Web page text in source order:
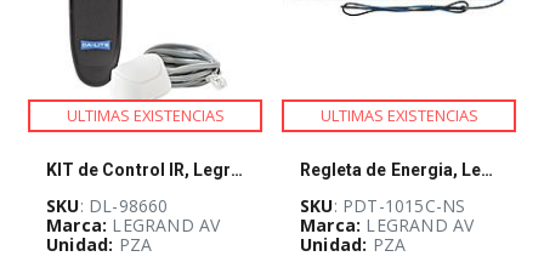
ULTIMAS EXISTENCIAS
KIT de Control IR, Legrand AV, DA-LITE, 18 m de alcance - DL-98660
SKU: DL-98660
Marca: LEGRAND AV
Unidad: PZA
ULTIMAS EXISTENCIAS
Regleta de Energia, Legrand AV, MIDDLE ATLANTIC, 10 salidas, 15 A, 120 VCA - PDT-1015C-NS
SKU: PDT-1015C-NS
Marca: LEGRAND AV
Unidad: PZA